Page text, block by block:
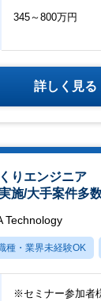
345～800万円
詳しく見る
りエンジニア
施/大手案件多
Technology
種・業界未経験OK
※セミナー参加者